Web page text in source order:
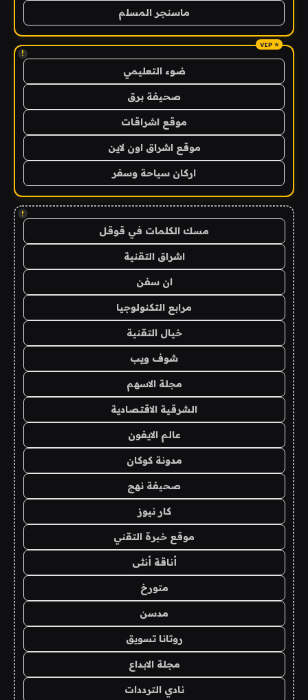
ماسنجر المسلم
!
ضوء التعليمي
صحيفة برق
موقع اشراقات
موقع اشراق اون لاين
اركان سياحة وسفر
!
مسك الكلمات في قوقل
اشراق التقنية
ان سفن
مرابع التكنولوجيا
خيال التقنية
شوف ويب
مجلة الاسهم
الشرقية الاقتصادية
عالم الايفون
مدونة كوكان
صحيفة نهج
كار نيوز
موقع خبرة التقني
أناقة أنثى
متورخ
مدسن
روتانا تسويق
مجلة الابداع
نادي الترددات